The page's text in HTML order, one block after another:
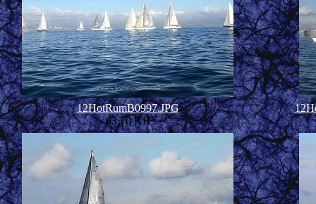
12HotRumB0997.JPG
63.70 KB